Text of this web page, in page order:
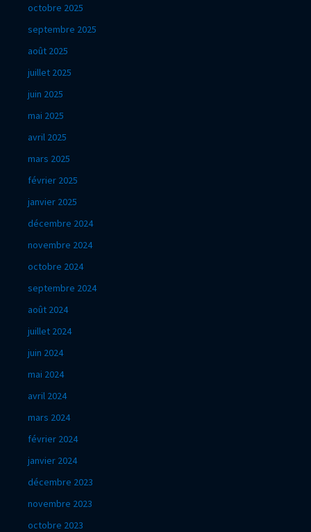
octobre 2025
septembre 2025
août 2025
juillet 2025
juin 2025
mai 2025
avril 2025
mars 2025
février 2025
janvier 2025
décembre 2024
novembre 2024
octobre 2024
septembre 2024
août 2024
juillet 2024
juin 2024
mai 2024
avril 2024
mars 2024
février 2024
janvier 2024
décembre 2023
novembre 2023
octobre 2023